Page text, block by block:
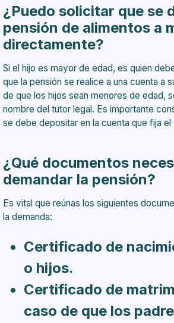
¿Puedo solicitar que se
pensión de alimentos a
directamente?
Si el hijo es mayor de edad, es quien
que la pensión se realice a una cuenta a
de que los hijos sean menores de edad,
nombre del tutor legal. Es importante
se debe depositar en la cuenta que fija el
¿Qué documentos
demandar la pensión?
Es vital que reúnas los siguientes
la demanda:
Certificado de
o hijos.
Certificado de
caso de que los